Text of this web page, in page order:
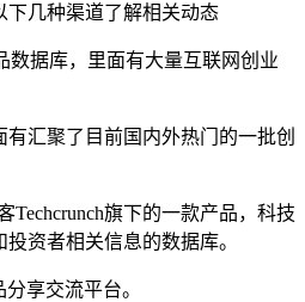
下几种渠道了解相关动态
数据库，里面有大量互联网创业
汇聚了目前国内外热门的一批创
Techcrunch旗下的一款产品，科技
资者相关信息的数据库。
享交流平台。